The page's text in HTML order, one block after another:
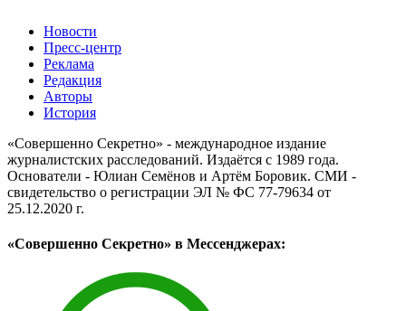
Новости
Пресс-центр
Реклама
Редакция
Авторы
История
«Совершенно Секретно» - международное издание
журналистских расследований. Издаётся с 1989 года.
Основатели - Юлиан Семёнов и Артём Боровик. CМИ -
свидетельство о регистрации ЭЛ № ФС 77-79634 от
25.12.2020 г.
«Совершенно Секретно» в Мессенджерах: